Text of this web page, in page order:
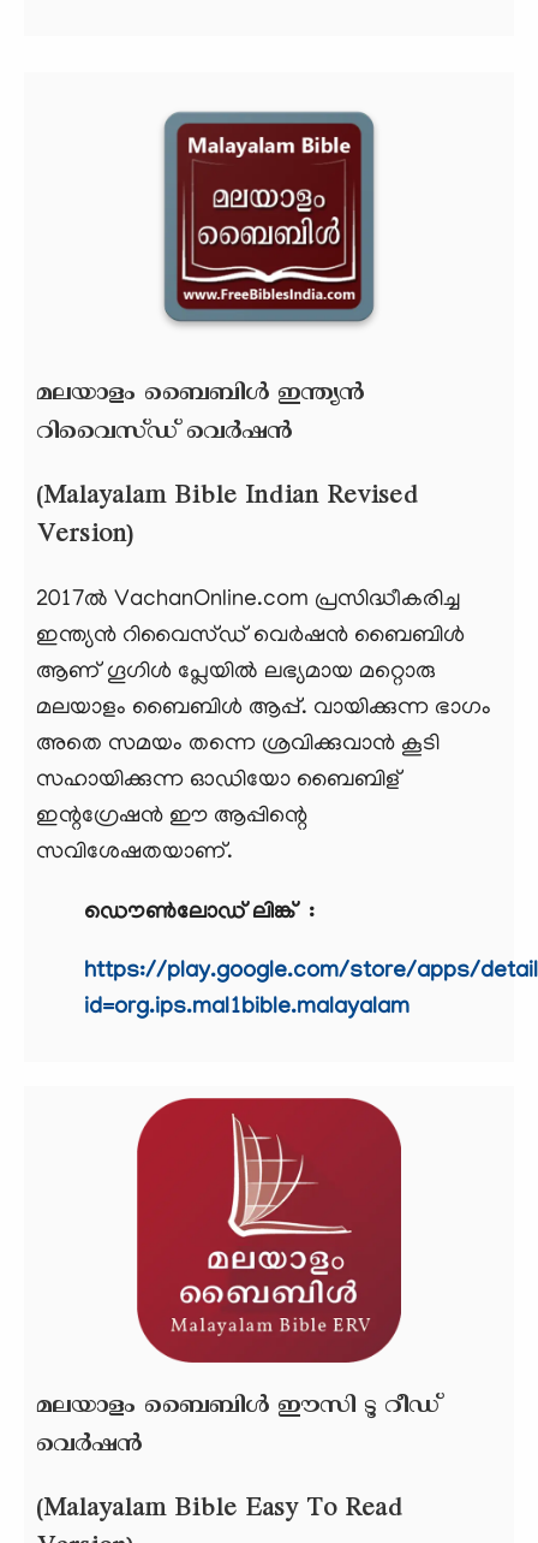
മലയാളം ബൈബിള്‍ ഇന്ത്യന്‍
റിവൈസ്ഡ് വെര്‍ഷന്‍
(Malayalam Bible Indian Revised
Version)
2017ൽ VachanOnline.com പ്രസിദ്ധീകരിച്ച
ഇന്ത്യന്‍ റിവൈസ്ഡ് വെര്‍ഷന്‍ ബൈബിൾ
ആണ് ഗൂഗിൾ പ്ലേയിൽ ലഭ്യമായ മറ്റൊരു
മലയാളം ബൈബിൾ ആപ്പ്. വായിക്കുന്ന ഭാഗം
അതെ സമയം തന്നെ ശ്രവിക്കുവാന്‍ കൂടി
സഹായിക്കുന്ന ഓഡിയോ ബൈബിള്
ഇന്റഗ്രേഷന്‍ ഈ ആപ്പിന്റെ
സവിശേഷതയാണ്.
ഡൌൺലോഡ് ലിങ്ക് :
https://play.google.com/store/apps/
id=org.ips.mal1bible.malayalam
മലയാളം ബൈബിള്‍ ഈസി ടൂ റീഡ്
വെര്‍ഷന്‍
(Malayalam Bible Easy To Read